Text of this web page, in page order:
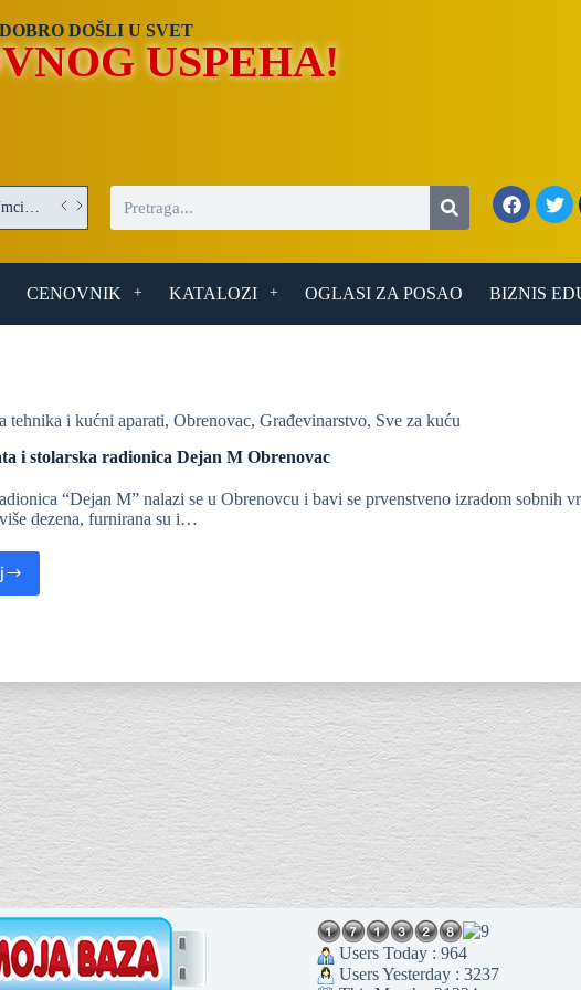
DOBRO DOŠLI U SVET
USPEHA!
Operater/Operaterka obrade optičkih elemenata – posao u Umci (Beograd)
CENOVNIK KATALOZI OGLASI ZA POSAO BIZNIS
tehnika i kućni aparati, Obrenovac, Građevinarstvo, Sve za kuću
i stolarska radionica Dejan M Obrenovac
“Dejan M” nalazi se u Obrenovcu i bavi se prvenstveno izradom sobnih
dezena, furnirana su i…
Users Today : 964
Users Yesterday : 3237